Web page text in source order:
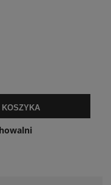
KOSZYKA